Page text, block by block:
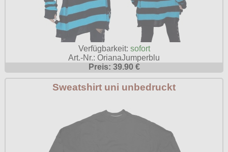
Verfügbarkeit: sofort
Art.-Nr.: OrianaJumperblu
Preis: 39.90 €
Sweatshirt uni unbedruckt